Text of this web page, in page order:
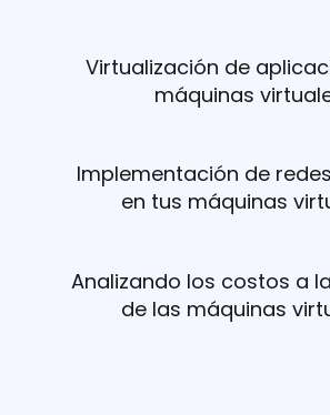
Virtualización de
máquinas
Implementación de
en tus máquinas
Analizando los costos a
de las máquinas